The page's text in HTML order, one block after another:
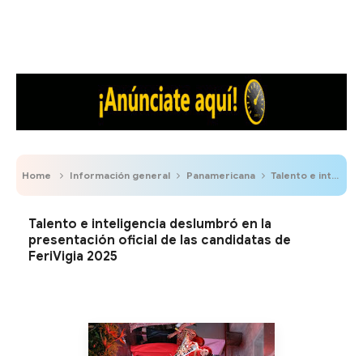
Home Información general Panamericana Talento e inteligencia deslumbró en la presentación oficial de las candidatas de FeriVigia 2025
Talento e inteligencia deslumbró en la
presentación oficial de las candidatas de
FeriVigia 2025